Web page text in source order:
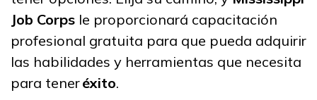
Administración de oficina
Asistente médico clínico
Carpintería, Pre pasantía
Job Corps le proporcionará capacitación
profesional gratuita para que pueda adquirir
las habilidades y herramientas que necesita
para teneréxito.